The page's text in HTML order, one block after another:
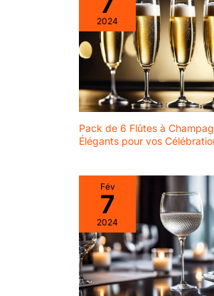
2024
Pack de 6 Flûtes à
Élégants pour vos
Fév
7
2024